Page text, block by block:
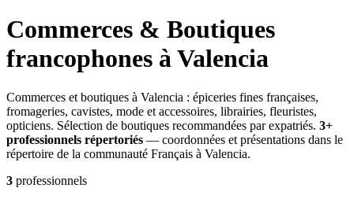
Commerces & Boutiques
francophones à Valencia
Commerces et boutiques à Valencia : épiceries fines françaises,
fromageries, cavistes, mode et accessoires, librairies, fleuristes,
opticiens. Sélection de boutiques recommandées par expatriés. 3+
professionnels répertoriés — coordonnées et présentations dans le
répertoire de la communauté Français à Valencia.
3 professionnels